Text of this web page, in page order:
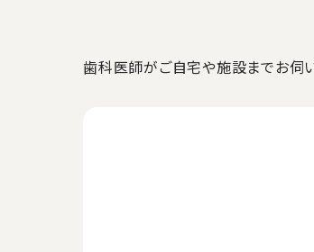
歯科医師がご自宅や施設までお伺